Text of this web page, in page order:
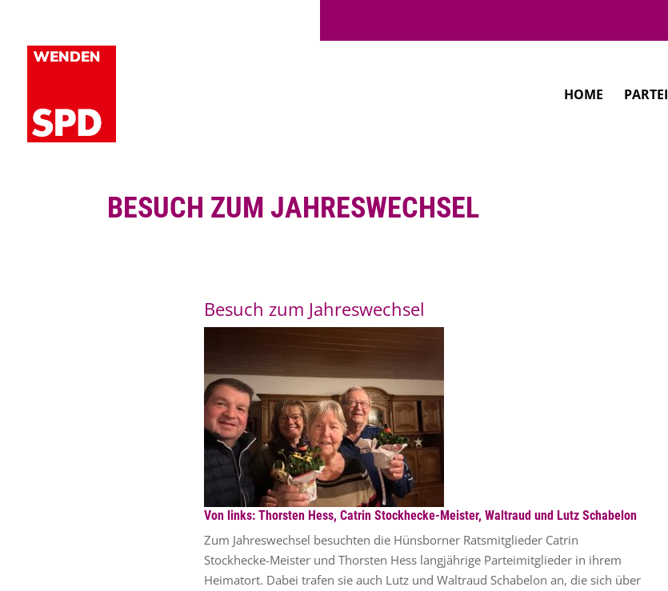
HOME PARTEI
BESUCH ZUM JAHRESWECHSEL
Besuch zum Jahreswechsel
Von links: Thorsten Hess, Catrin Stockhecke-Meister, Waltraud und Lutz Schabelon
Zum Jahreswechsel besuchten die Hünsborner Ratsmitglieder Catrin
Stockhecke-Meister und Thorsten Hess langjährige Parteimitglieder in ihrem
Heimatort. Dabei trafen sie auch Lutz und Waltraud Schabelon an, die sich über